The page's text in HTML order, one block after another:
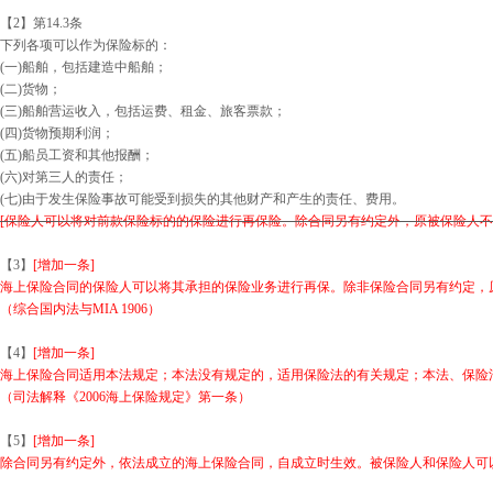
【2】第14.3条
下列各项可以作为保险标的：
(一)船舶，包括建造中船舶；
(二)货物；
(三)船舶营运收入，包括运费、租金、旅客票款；
(四)货物预期利润；
(五)船员工资和其他报酬；
(六)对第三人的责任；
(七)由于发生保险事故可能受到损失的其他财产和产生的责任、费用。
[保险人可以将对前款保险标的的保险进行再保险。除合同另有约定外，原被保险人
【3】 [增加一条]
海上保险合同的保险人可以将其承担的保险业务进行再保。除非保险合同另有约定
（综合国内法与MIA 1906）
【4】 [增加一条]
海上保险合同适用本法规定；本法没有规定的，适用保险法的有关规定；本法、保
（司法解释《2006海上保险规定》第一条）
【5】 [增加一条]
除合同另有约定外，依法成立的海上保险合同，自成立时生效。被保险人和保险人